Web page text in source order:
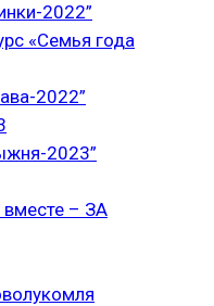
2022”
«Семья года
2022”
2023”
– ЗА